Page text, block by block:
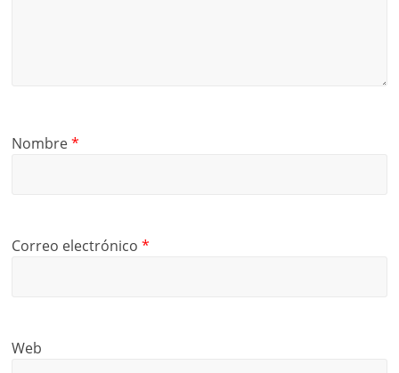
Nombre*
Correo electrónico*
Web